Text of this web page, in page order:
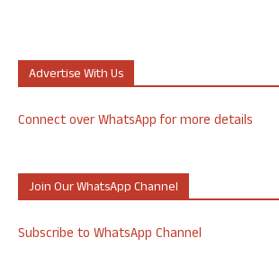
Advertise With Us
Connect over WhatsApp for more details
Join Our WhatsApp Channel
Subscribe to WhatsApp Channel